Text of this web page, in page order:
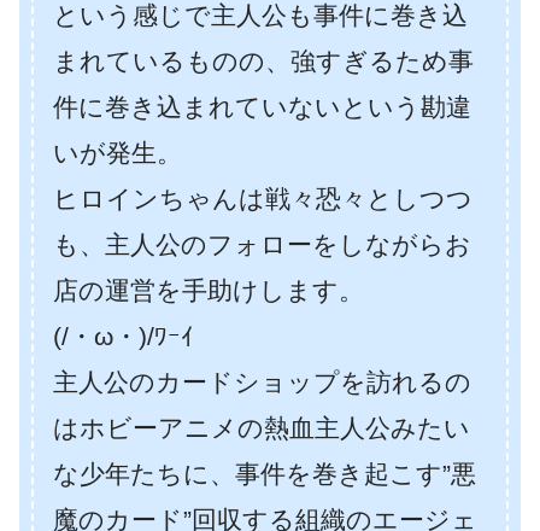
という感じで主人公も事件に巻き込
まれているものの、強すぎるため事
件に巻き込まれていないという勘違
いが発生。
ヒロインちゃんは戦々恐々としつつ
も、主人公のフォローをしながらお
店の運営を手助けします。
(/・ω・)/ﾜｰｲ
主人公のカードショップを訪れるの
はホビーアニメの熱血主人公みたい
な少年たちに、事件を巻き起こす”悪
魔のカード”回収する組織のエージェ